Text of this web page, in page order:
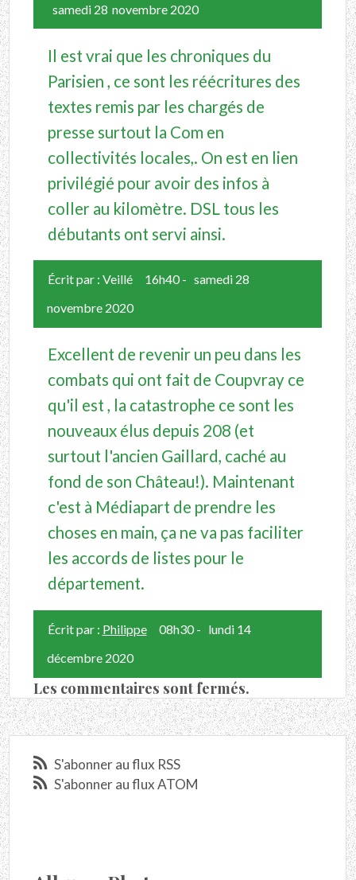
S'abonner au flux RSS
S'abonner au flux ATOM
samedi 28 novembre 2020
Il est vrai que les chroniques du
Parisien , ce sont les réécritures des
textes remis par les chargés de
presse surtout la Com en
collectivités locales,. On est en lien
privilégié pour avoir des infos à
coller au kilomètre. DSL tous les
débutants ont servi ainsi.
Écrit par : Veillé 16h40- samedi 28
novembre 2020
Excellent de revenir un peu dans les
combats qui ont fait de Coupvray ce
qu'il est , la catastrophe ce sont les
nouveaux élus depuis 208 (et
surtout l'ancien Gaillard, caché au
fond de son Château!). Maintenant
c'est à Médiapart de prendre les
choses en main, ça ne va pas faciliter
les accords de listes pour le
département.
Écrit par : Philippe 08h30- lundi 14
décembre 2020
Les commentaires sont fermés.